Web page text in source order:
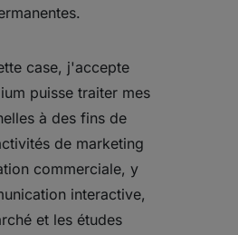
case, j'accepte
puisse traiter mes
à des fins de
de marketing
commerciale, y
interactive,
et les études